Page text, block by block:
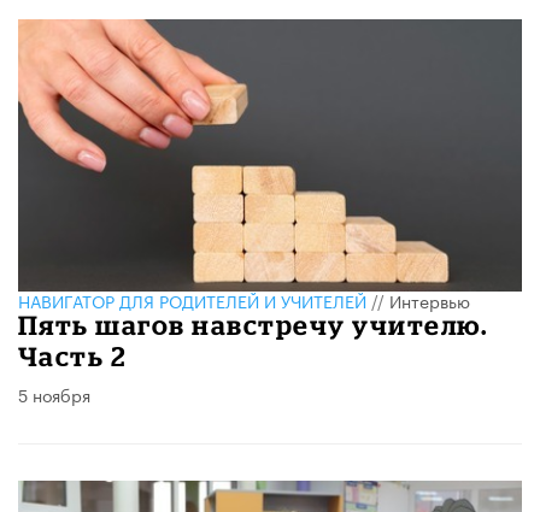
НАВИГАТОР ДЛЯ РОДИТЕЛЕЙ И УЧИТЕЛЕЙ//Интервью
Пять шагов навстречу учителю.
Часть 2
5 ноября